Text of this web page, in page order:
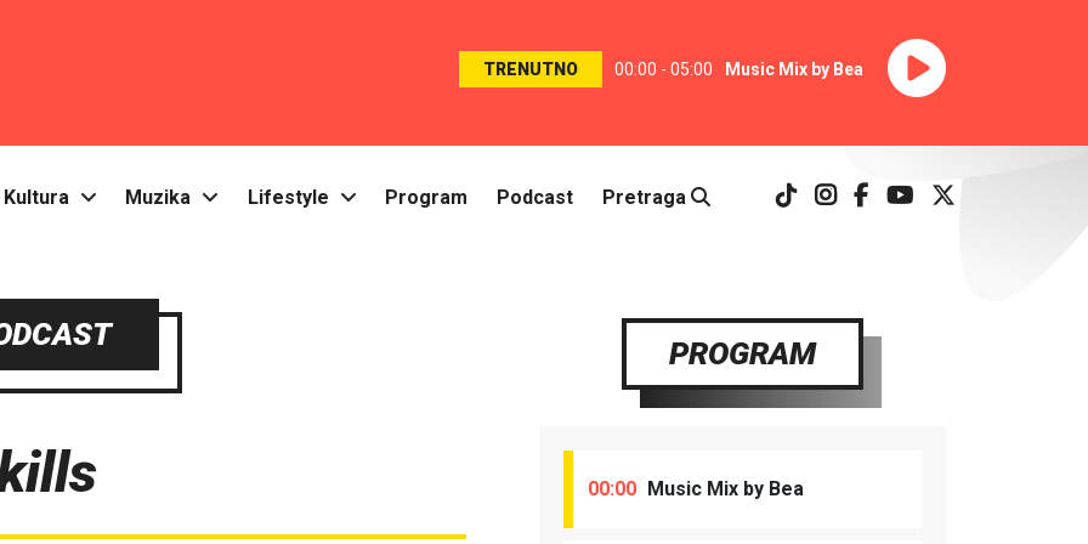
TRENUTNO 00:00 - 05:00 Music Mix by Bea
Kultura Muzika Lifestyle Program Podcast Pretraga
PROGRAM
00:00 Music Mix by Bea